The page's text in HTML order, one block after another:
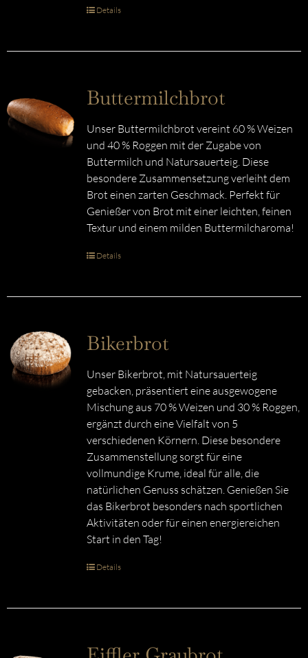
Details
Buttermilchbrot
Unser Buttermilchbrot vereint 60 % Weizen
und 40 % Roggen mit der Zugabe von
Buttermilch und Natursauerteig. Diese
besondere Zusammensetzung verleiht dem
Brot einen zarten Geschmack. Perfekt für
Genießer von Brot mit einer leichten, feinen
Textur und einem milden Buttermilcharoma!
Details
Bikerbrot
Unser Bikerbrot, mit Natursauerteig
gebacken, präsentiert eine ausgewogene
Mischung aus 70 % Weizen und 30 % Roggen,
ergänzt durch eine Vielfalt von 5
verschiedenen Körnern. Diese besondere
Zusammenstellung sorgt für eine
vollmundige Krume, ideal für alle, die
natürlichen Genuss schätzen. Genießen Sie
das Bikerbrot besonders nach sportlichen
Aktivitäten oder für einen energiereichen
Start in den Tag!
Details